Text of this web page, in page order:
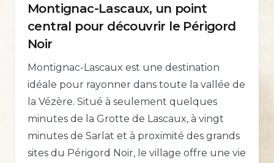
Montignac-Lascaux, un point
central pour découvrir le Périgord
Noir
Montignac-Lascaux est une destination
idéale pour rayonner dans toute la vallée de
la Vézère. Situé à seulement quelques
minutes de la Grotte de Lascaux, à vingt
minutes de Sarlat et à proximité des grands
sites du Périgord Noir, le village offre une vie